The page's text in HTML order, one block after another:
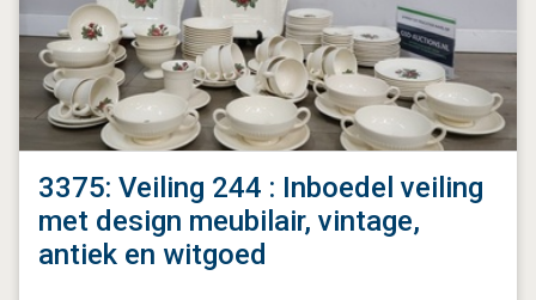
3375: Veiling 244 : Inboedel veiling
met design meubilair, vintage,
antiek en witgoed